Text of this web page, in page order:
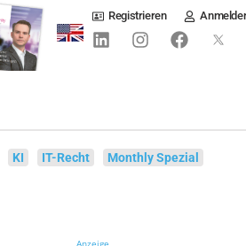
Registrieren
KI IT-Recht Monthly Spezial
Anzeige